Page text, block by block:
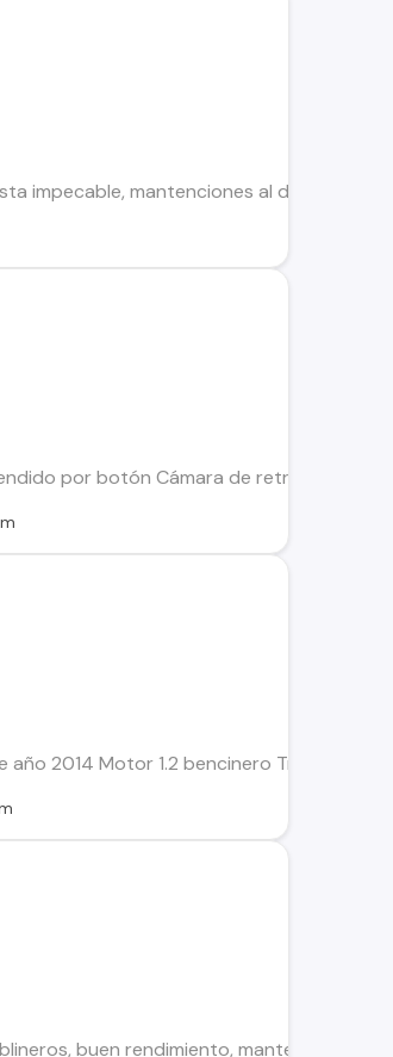
impecable, mantenciones al dia,
por botón Cámara de retroceso
año 2014 Motor 1.2 bencinero
buen rendimiento, mantención al